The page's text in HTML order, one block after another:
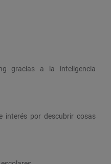
gracias a la inteligencia
interés por descubrir cosas